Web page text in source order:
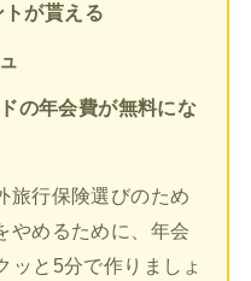
が貰える
の年会費が無料にな
旅行保険選びのため
やめるために、年会
ッと5分で作りましょ